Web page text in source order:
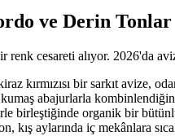
ve Derin Tonlar
cesareti alıyor. 2026'da
kırmızısı bir sarkıt avize,
abajurlarla
birleştiğinde organik bir
kış aylarında iç mekânlara